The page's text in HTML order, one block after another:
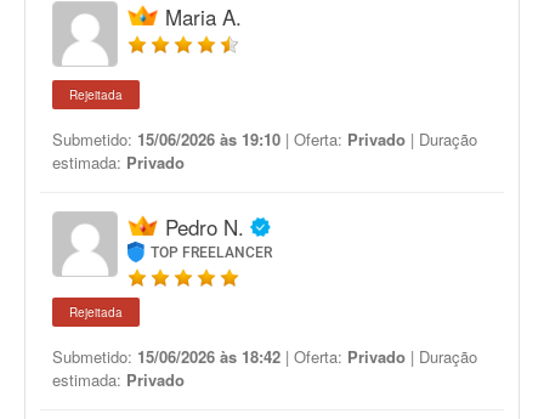
Maria A.
Rejeitada
Submetido: 15/06/2026 às 19:10 | Oferta: Privado | Duração
estimada: Privado
Pedro N.
TOP FREELANCER
Rejeitada
Submetido: 15/06/2026 às 18:42 | Oferta: Privado | Duração
estimada: Privado